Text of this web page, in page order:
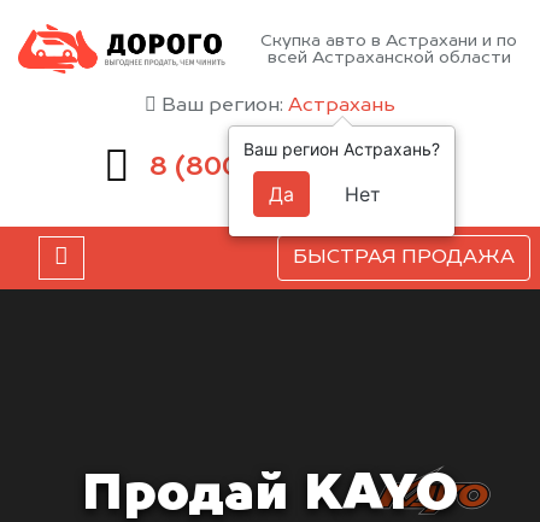
Скупка авто в Астрахани и по
всей Астраханской области
Ваш регион: Астрахань
8 (800)551-81-15
БЫСТРАЯ ПРОДАЖА
Продай KAYO
Ваш регион Астрахань?
Да Нет